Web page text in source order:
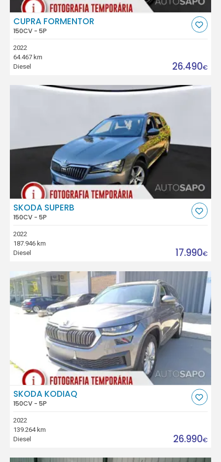
CUPRA FORMENTOR
150CV - 5P
2022
64.467 km
Diesel
26.490€
SKODA SUPERB
150CV - 5P
2022
187.946 km
Diesel
17.990€
SKODA KODIAQ
150CV - 5P
2022
139.264 km
Diesel
26.990€